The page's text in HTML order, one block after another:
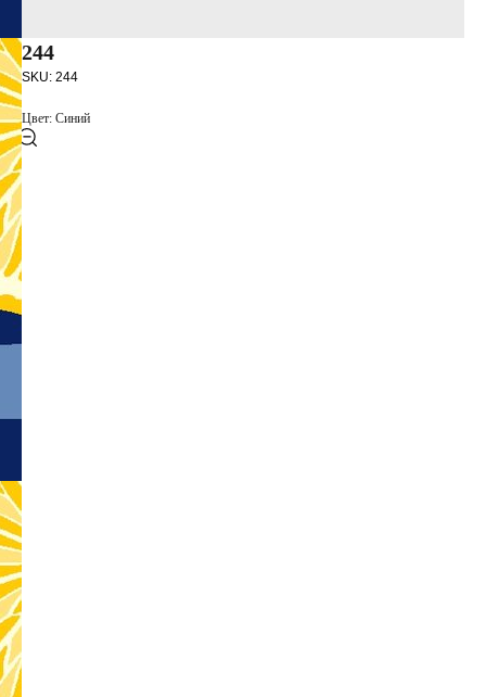
244
SKU: 244
Цвет: Синий